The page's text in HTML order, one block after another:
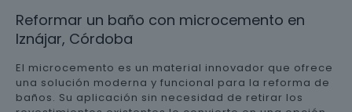
Reformar un baño con microcemento en
Iznájar, Córdoba
El microcemento es un material innovador que ofrece
una solución moderna y funcional para la reforma de
baños. Su aplicación sin necesidad de retirar los